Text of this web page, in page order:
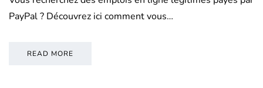
PayPal ? Découvrez ici comment vous…
READ MORE